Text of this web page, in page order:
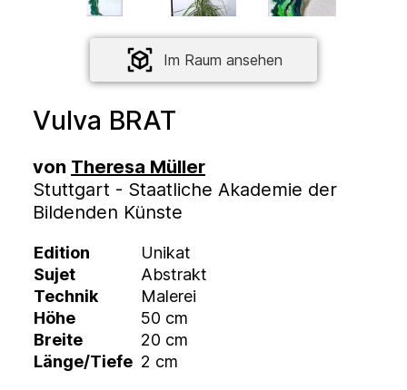
Im Raum ansehen
Vulva BRAT
von Theresa Müller
Stuttgart - Staatliche Akademie der
Bildenden Künste
Edition
Unikat
Sujet
Abstrakt
Technik
Malerei
Höhe
50 cm
Breite
20 cm
Länge/Tiefe 2 cm